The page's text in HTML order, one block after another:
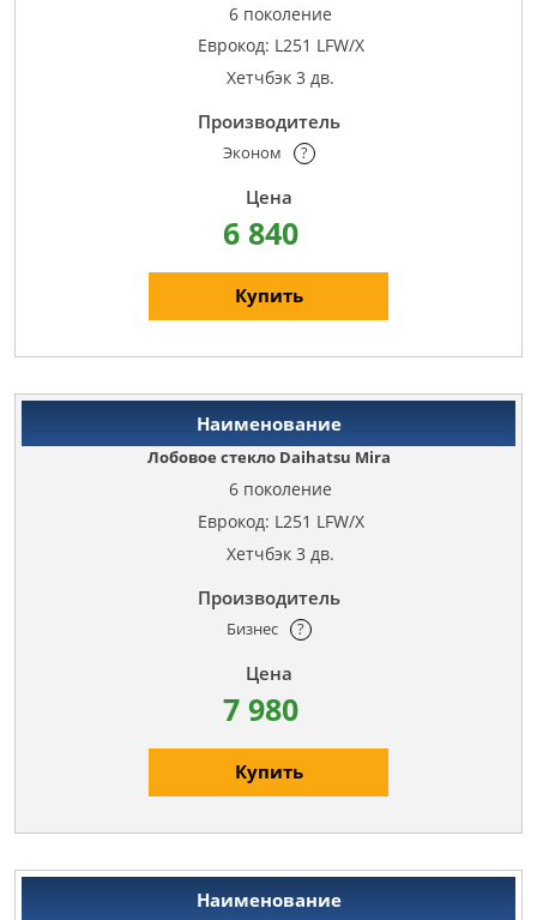
6 поколение
Еврокод: L251 LFW/X
Хетчбэк 3 дв.
Эконом ?
6 840
Купить
Лобовое стекло Daihatsu Mira
6 поколение
Еврокод: L251 LFW/X
Хетчбэк 3 дв.
Бизнес ?
7 980
Купить